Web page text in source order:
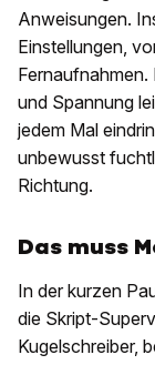
Anweisungen.
Einstellungen,
und Spannung
jedem Mal
unbewusst
Richtung.
Das muss
In der kurzen
die Skript-
Kugelschreiber,